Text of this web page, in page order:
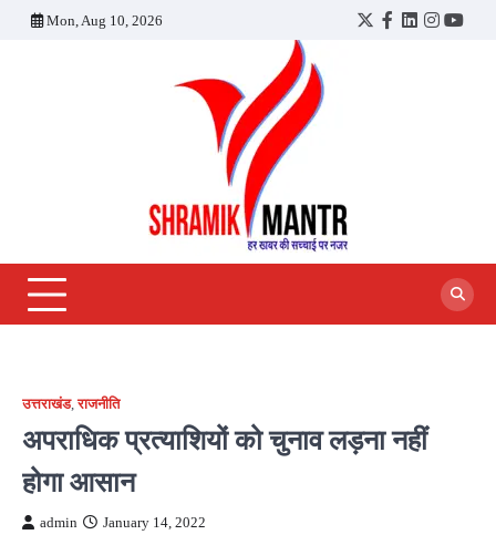
Mon, Aug 10, 2026
Twitter
Facebook
LinkedIn
उत्तराखंड,राजनीति
अपराधिक प्रत्याशियों को चुनाव लड़ना नहीं
होगा आसान
admin January 14, 2022